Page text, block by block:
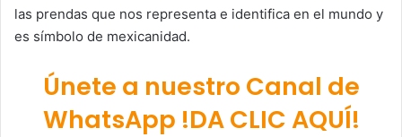
las prendas que nos representa e identifica en el mundo y
es símbolo de mexicanidad.
Únete a nuestro Canal de
WhatsApp !DA CLIC AQUÍ!